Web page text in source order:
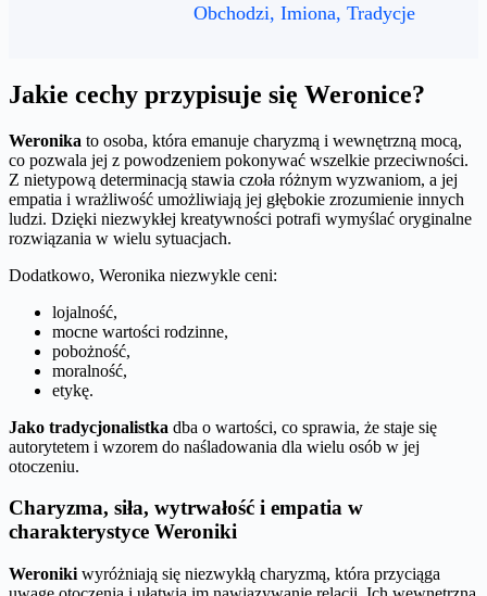
Obchodzi, Imiona, Tradycje
Jakie cechy przypisuje się Weronice?
Weronika to osoba, która emanuje charyzmą i wewnętrzną mocą,
co pozwala jej z powodzeniem pokonywać wszelkie przeciwności.
Z nietypową determinacją stawia czoła różnym wyzwaniom, a jej
empatia i wrażliwość umożliwiają jej głębokie zrozumienie innych
ludzi. Dzięki niezwykłej kreatywności potrafi wymyślać oryginalne
rozwiązania w wielu sytuacjach.
Dodatkowo, Weronika niezwykle ceni:
lojalność,
mocne wartości rodzinne,
pobożność,
moralność,
etykę.
Jako tradycjonalistka dba o wartości, co sprawia, że staje się
autorytetem i wzorem do naśladowania dla wielu osób w jej
otoczeniu.
Charyzma, siła, wytrwałość i empatia w
charakterystyce Weroniki
Weroniki wyróżniają się niezwykłą charyzmą, która przyciąga